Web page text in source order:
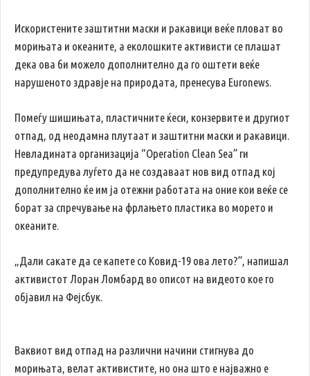
Искористените заштитни маски и ракавици веќе пловат во
морињата и океаните, а еколошките активисти се плашат
дека ова би можело дополнително да го оштети веќе
нарушеното здравје на природата, пренесува Euronews.
Помеѓу шишињата, пластичните ќеси, конзервите и другиот
отпад, од неодамна плутаат и заштитни маски и ракавици.
Невладината организација “Operation Clean Sea” ги
предупредува луѓето да не создаваат нов вид отпад кој
дополнително ќе им ја отежни работата на оние кои веќе се
борат за спречување на фрлањето пластика во морето и
океаните.
„Дали сакате да се капете со Ковид-19 ова лето?”, напишал
активистот Лоран Ломбард во описот на видеото кое го
објавил на Фејсбук.
Ваквиот вид отпад на различни начини стигнува до
морињата, велат активистите, но она што е најважно е